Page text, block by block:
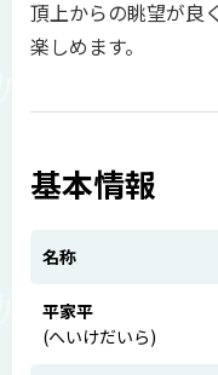
頂上からの眺望が良
楽しめます。
基本情報
名称
平家平
(へいけだいら)